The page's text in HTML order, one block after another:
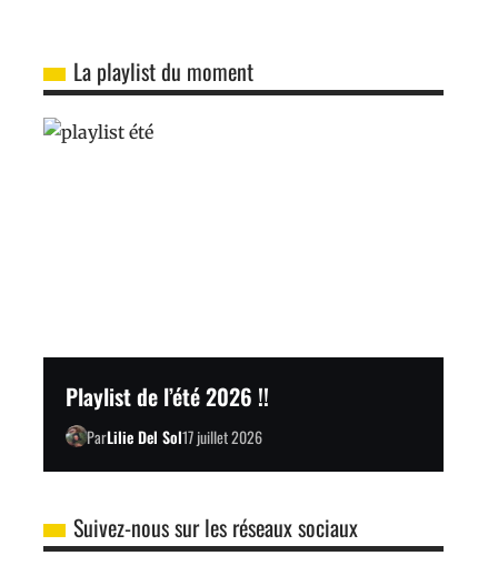
La playlist du moment
Playlist de l’été 2026 !!
ParLilie Del Sol17 juillet 2026
Suivez-nous sur les réseaux sociaux